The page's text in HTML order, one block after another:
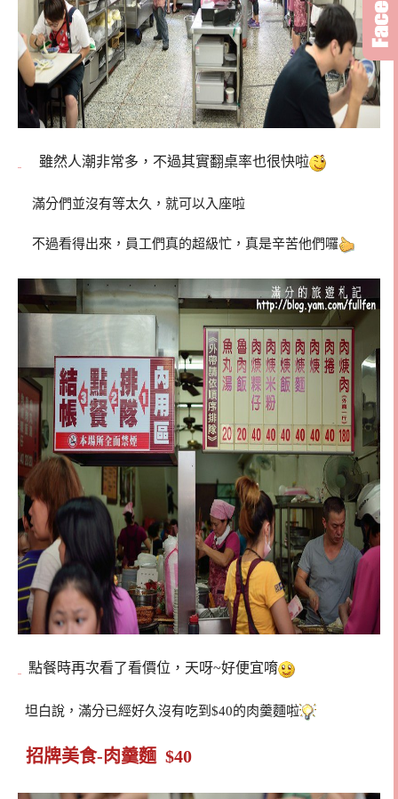
雖然人潮非常多，不過其實翻桌率也很快啦
滿分們並沒有等太久，就可以入座啦
不過看得出來，員工們真的超級忙，真是辛苦他們囉
點餐時再次看了看價位，天呀~好便宜唷
坦白說，滿分已經好久沒有吃到$40的肉羹麵啦
招牌美食-肉羹麵 $40